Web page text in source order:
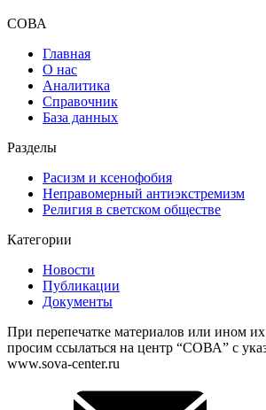
СОВА
Главная
О нас
Аналитика
Справочник
База данных
Разделы
Расизм и ксенофобия
Неправомерный антиэкстремизм
Религия в светском обществе
Категории
Новости
Публикации
Документы
При перепечатке материалов или ином
просим ссылаться на центр “СОВА” с
www.sova-center.ru